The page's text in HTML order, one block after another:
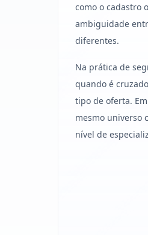
como o cadastro
ambiguidade
diferentes.
Na prática de
quando é
tipo de oferta.
mesmo universo
nível de